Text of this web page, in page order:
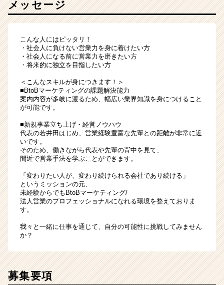
メッセージ
こんな人にはピッタリ！
・社会人に負けない営業力を身に着けたい方
・社会人になる前に営業力を磨きたい方
・将来的に独立を目指したい方
＜こんなスキルが身につきます！＞
■BtoBマーケティングの課題解決能力
案内内容が多岐に渡るため、幅広い業界知識を身につけること
が可能です。
■新規事業立ち上げ・経営ノウハウ
代表の若井田はじめ、営業経験豊富な先輩との距離が非常に近
いです。
そのため、働きながら代表や先輩の背中を見て、
間近で営業手法を学ぶことができます。
「変わりたい人が、変わり続けられる会社であり続ける」
というミッションの元、
未経験からでもBtoBマーケティング/
法人営業のプロフェッショナルになれる環境を整えておりま
す。
我々と一緒に仕事を通じて、自分の可能性に挑戦してみません
か？
募集要項